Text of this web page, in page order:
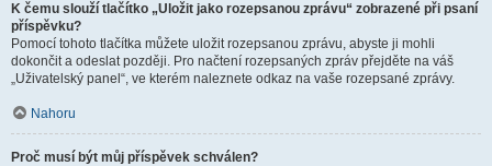
K čemu slouží tlačítko „Uložit jako rozepsanou zprávu“ zobrazené při psaní
příspěvku?
Pomocí tohoto tlačítka můžete uložit rozepsanou zprávu, abyste ji mohli
dokončit a odeslat později. Pro načtení rozepsaných zpráv přejděte na váš
„Uživatelský panel“, ve kterém naleznete odkaz na vaše rozepsané zprávy.
Nahoru
Proč musí být můj příspěvek schválen?